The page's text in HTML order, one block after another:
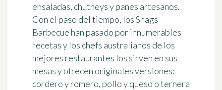
ensaladas, chutneys y panes artesanos.
Con el paso del tiempo, los Snags
Barbecue han pasado por innumerables
recetas y los chefs australianos de los
mejores restaurantes los sirven en sus
mesas y ofrecen originales versiones:
cordero y romero, pollo y queso o ternera